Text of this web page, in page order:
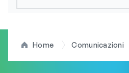
Home Comunicazioni